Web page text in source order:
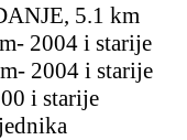
5.1 km
2004 i starije
2004 i starije
i starije